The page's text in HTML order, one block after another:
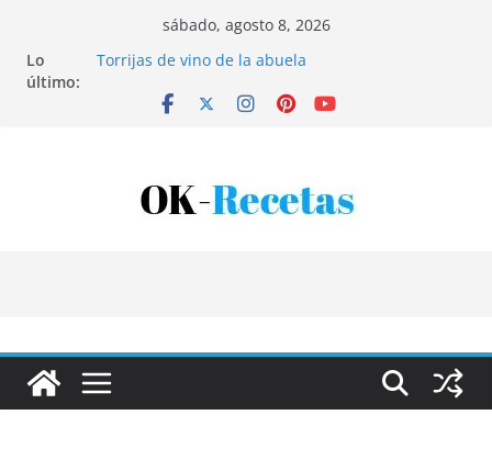
contenido
sábado, agosto 8, 2026
Lo
último:
Torrijas de vino de la abuela
Bandeja de pescaíto frito